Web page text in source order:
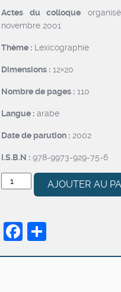
Actes du colloque
novembre 2001
Thème : Lexicographie
Dimensions : 12×20
Nombre de pages : 110
Langue : arabe
Date de parution : 2002
I.S.B.N : 978-9973-929-75-6
quantité
de
du
«
AJOUTER AU
Facebook